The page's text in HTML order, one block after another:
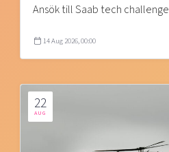
Ansök till Saab tech challenge
14 Aug 2026, 00:00
22
AUG